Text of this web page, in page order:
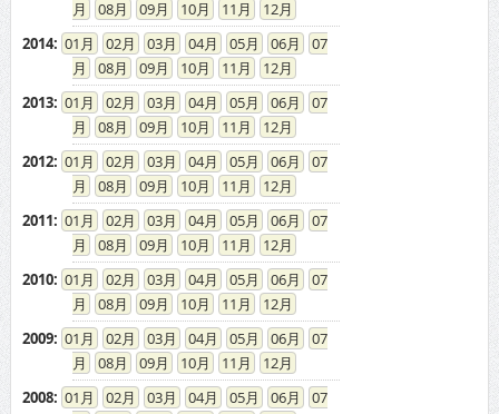
08
09 10 11
12
2013: 01 02 03 04 05 06
07
08
09 10 11
12
2012: 01 02 03 04 05 06
07
08
09 10 11
12
2011: 01 02 03 04 05 06
07
08
09 10 11
12
2010: 01 02 03 04 05 06
07
08
09 10 11
12
2009: 01 02 03 04 05 06
07
08
09 10 11
12
2008: 01 02 03 04 05 06
07
08
09 10 11
12
2007: 01 02 03 04 05 06
07